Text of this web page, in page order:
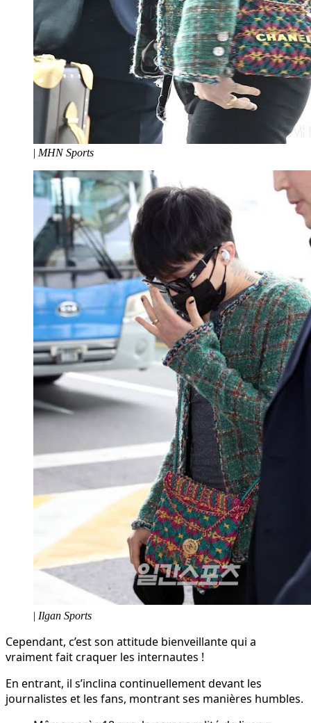
| MHN Sports
| Ilgan Sports
Cependant, c’est son attitude bienveillante qui a
vraiment fait craquer les internautes !
En entrant, il s’inclina continuellement devant les
journalistes et les fans, montrant ses manières humbles.